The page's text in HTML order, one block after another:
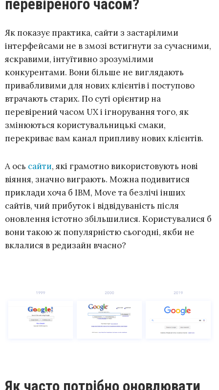
перевіреного часом?
Як показує практика, сайти з застарілими
інтерфейсами не в змозі встигнути за сучасними,
яскравими, інтуїтивно зрозумілими
конкурентами. Вони більше не виглядають
привабливими для нових клієнтів і поступово
втрачають старих. По суті орієнтир на
перевірений часом UX і ігнорування того, як
змінюються користувальницькі смаки,
перекриває вам канал припливу нових клієнтів.
А ось сайти, які грамотно використовують нові
віяння, значно виграють. Можна подивитися
приклади хоча б IBM, Move та безлічі інших
сайтів, чий прибуток і відвідуваність після
оновлення істотно збільшилися. Користувалися б
вони такою ж популярністю сьогодні, якби не
вклалися в редизайн вчасно?